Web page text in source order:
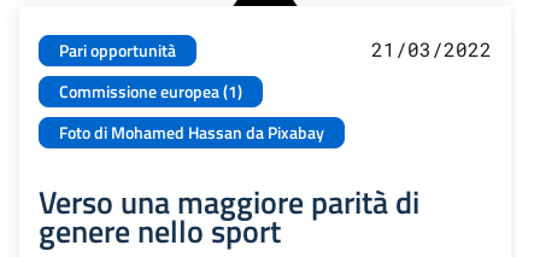
Pari opportunità
Commissione europea (1)
Foto di Mohamed Hassan da Pixabay
21/03/2022
Verso una maggiore parità di
genere nello sport